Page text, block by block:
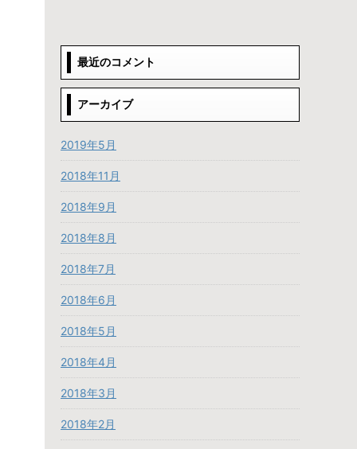
最近のコメント
アーカイブ
2019年5月
2018年11月
2018年9月
2018年8月
2018年7月
2018年6月
2018年5月
2018年4月
2018年3月
2018年2月